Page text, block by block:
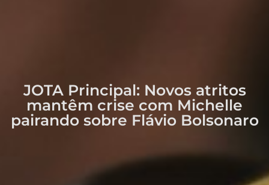
JOTA Principal: Novos atritos
mantêm crise com Michelle
pairando sobre Flávio Bolsonaro